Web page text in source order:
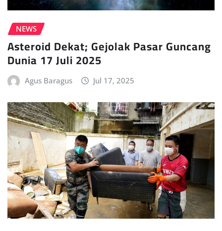
NEWS
Asteroid Dekat; Gejolak Pasar Guncang
Dunia 17 Juli 2025
Agus Baragus Jul 17, 2025